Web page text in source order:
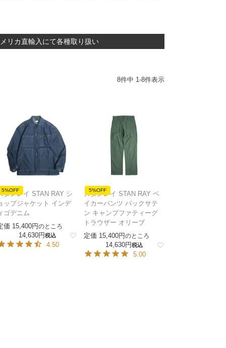
リカ直輸入にて各種取り扱い
8件中 1-8件表示
5%OFF
タンレイ STAN RAY シ
ップジャケット インデ
ゴデニム
価 15,400 のところ
14,630 税込
4.50
5%OFF
スタンレイ STAN RAY ベ
イカーパンツ バックサテ
ン キャンプファティーグ
トラウザー オリーブ
定価 15,400 のところ
14,630 税込
5.00